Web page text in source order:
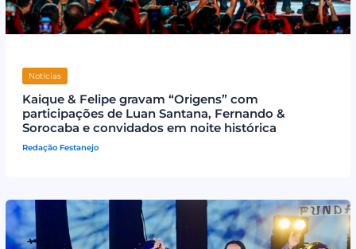
Notícias
Kaique & Felipe gravam “Origens” com
participações de Luan Santana, Fernando &
Sorocaba e convidados em noite histórica
Redação Festanejo